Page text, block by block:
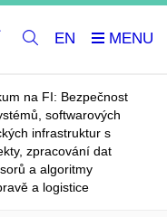
EN
na FI: Bezpečnost
softwarových
infrastruktur s
zpracování dat
a algoritmy
a logistice